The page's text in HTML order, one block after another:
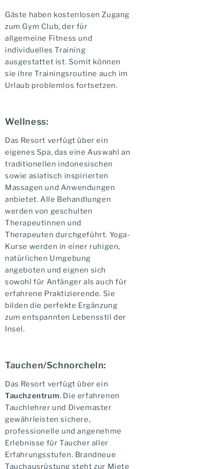
Gäste haben kostenlosen Zugang
zum Gym Club, der für
allgemeine Fitness und
individuelles Training
ausgestattet ist. Somit können
sie ihre Trainingsroutine auch im
Urlaub problemlos fortsetzen.
Wellness:
Das Resort verfügt über ein
eigenes Spa, das eine Auswahl an
traditionellen indonesischen
sowie asiatisch inspirierten
Massagen und Anwendungen
anbietet. Alle Behandlungen
werden von geschulten
Therapeutinnen und
Therapeuten durchgeführt. Yoga-
Kurse werden in einer ruhigen,
natürlichen Umgebung
angeboten und eignen sich
sowohl für Anfänger als auch für
erfahrene Praktizierende. Sie
bilden die perfekte Ergänzung
zum entspannten Lebensstil der
Insel.
Tauchen/Schnorcheln:
Das Resort verfügt über ein
Tauchzentrum. Die erfahrenen
Tauchlehrer und Divemaster
gewährleisten sichere,
professionelle und angenehme
Erlebnisse für Taucher aller
Erfahrungsstufen. Brandneue
Tauchausrüstung steht zur Miete